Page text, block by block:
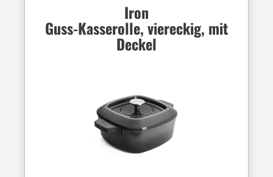
Iron
Guss-Kasserolle, viereckig, mit
Deckel